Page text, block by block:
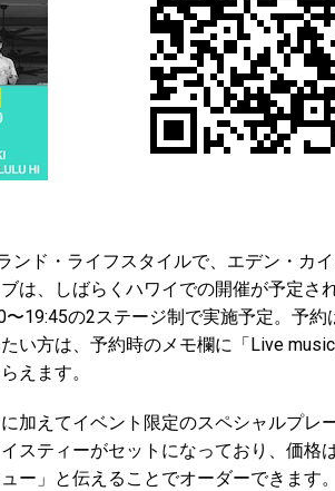
ンド・ライフスタイルで、エデン・カ
は、しばらくハワイでの開催が予定さ
19:45の2ステージ制で実施予定。予約
い方は、予約時のメモ欄に「Live
えます。
加えてイベント限定のスペシャルプレ
スティーがセットになっており、価格
ー」と伝えることでオーダーできます。